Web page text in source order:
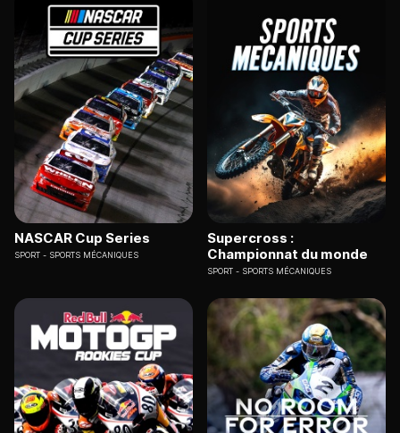
NASCAR Cup Series
SPORT SPORTS MÉCANIQUES
Supercross :
Championnat du monde
SPORT SPORTS MÉCANIQUES